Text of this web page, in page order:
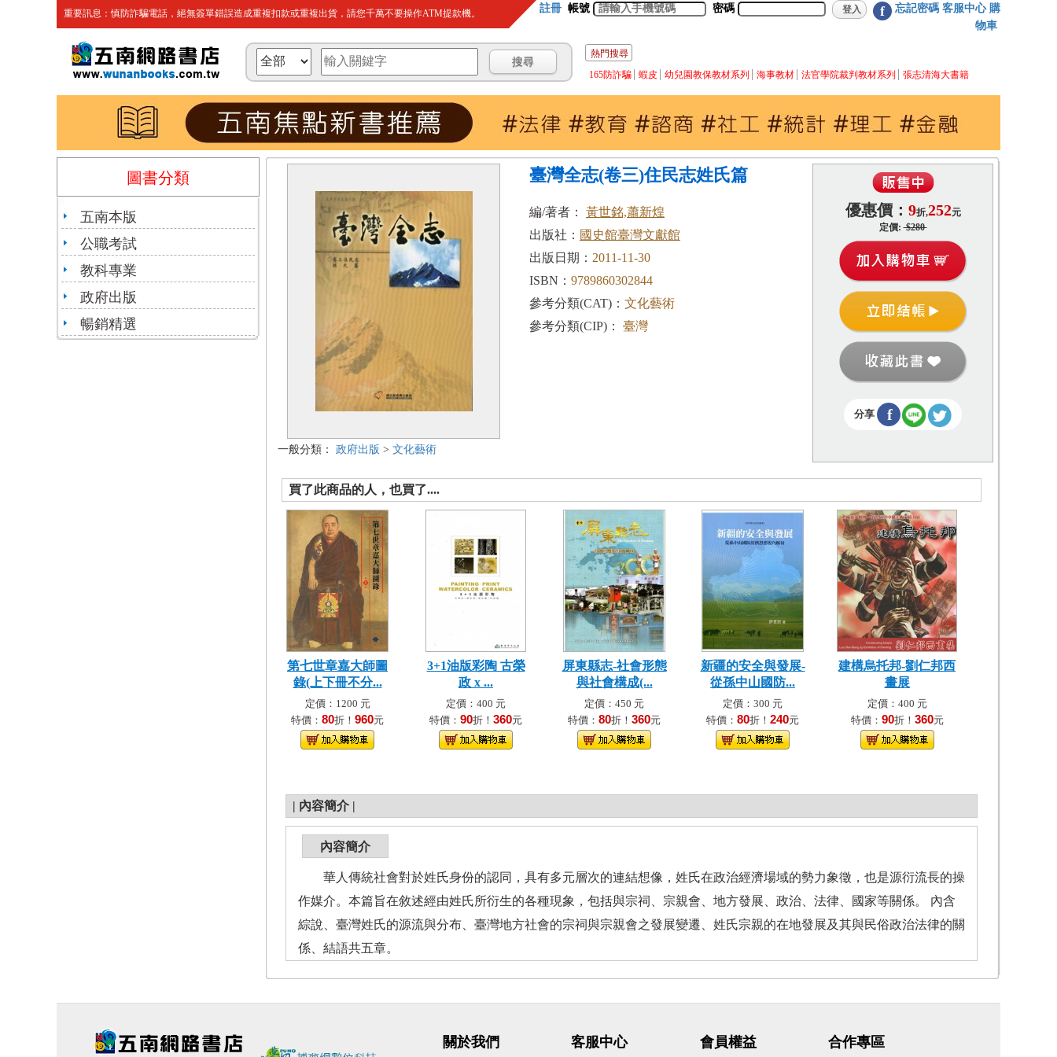
重要訊息：慎防詐騙電話，絕無簽單錯誤造成重複扣款或重複出貨，請您千萬不要操作ATM提款機。 註冊 帳號 密碼 f 忘記密碼 客服中心 購
物車
熱門搜尋
165防詐騙
蝦皮 幼兒園教保教材系列 海事教材 法官學院裁判教材系列 張志清海大書籍
圖書分類
五南本版
公職考試
教科專業
政府出版
暢銷精選
一般分類： 政府出版 > 文化藝術
臺灣全志(卷三)住民志姓氏篇
編/著者： 黃世銘,蕭新煌
出版社： 國史館臺灣文獻館
出版日期： 2011-11-30
ISBN： 9789860302844
參考分類(CAT)： 文化藝術
參考分類(CIP)：
臺灣
優惠價： 9折,252元
定價:$280
分享 f
買了此商品的人，也買了....
第七世章嘉大師圖
錄(上下冊不分...
定價：1200 元
特價： 80折！ 960元
3+1油版彩陶 古榮
政 x ...
定價：400 元
特價： 90折！ 360元
屏東縣志-社會形態
與社會構成(...
定價：450 元
特價： 80折！ 360元
新疆的安全與發展-
從孫中山國防...
定價：300 元
特價： 80折！ 240元
建構烏托邦-劉仁邦西
畫展
定價：400 元
特價： 90折！ 360元
| 內容簡介 |
內容簡介
華人傳統社會對於姓氏身份的認同，具有多元層次的連結想像，姓氏在政治經濟場域的勢力象徵，也是源衍流長的操
作媒介。本篇旨在敘述經由姓氏所衍生的各種現象，包括與宗祠、宗親會、地方發展、政治、法律、國家等關係。 內含
綜說、臺灣姓氏的源流與分布、臺灣地方社會的宗祠與宗親會之發展變遷、姓氏宗親的在地發展及其與民俗政治法律的關
係、結語共五章。
關於我們 客服中心 會員權益 合作專區